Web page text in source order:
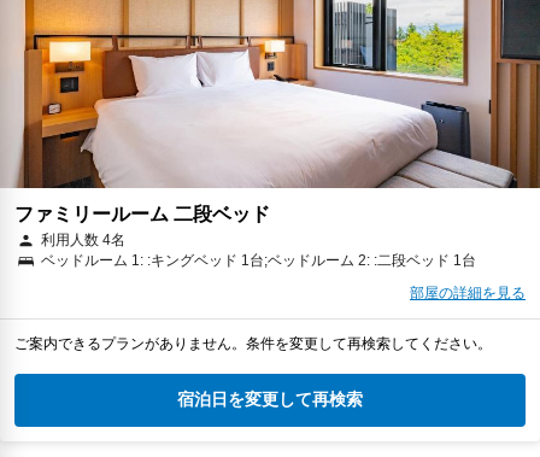
ファミリールーム 二段ベッド
利用人数 4名
ベッドルーム 1: :キングベッド 1台;ベッドルーム 2: :二段ベッド 1台
部屋の詳細を見る
ご案内できるプランがありません。条件を変更して再検索してください。
宿泊日を変更して再検索